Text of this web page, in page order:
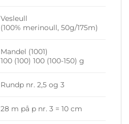
Vesleull
(100% merinoull, 50g/175m)
Mandel (1001)
100 (100) 100 (100-150) g
Rundp nr. 2,5 og 3
28 m på p nr. 3 = 10 cm